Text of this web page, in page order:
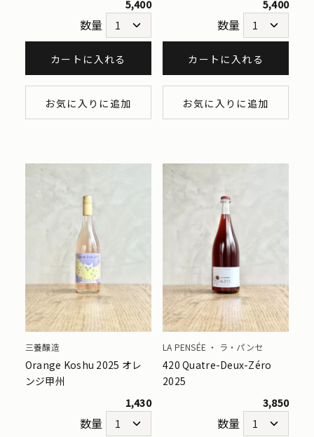
5,400
数量
カートに入れる
お気に入りに追加
5,400
数量
カートに入れる
お気に入りに追加
三養醸造
Orange Koshu 2025 オレ
ンジ甲州
1,430
数量
LA PENSÉE ・ ラ・パンセ
420 Quatre-Deux-Zéro
2025
3,850
数量